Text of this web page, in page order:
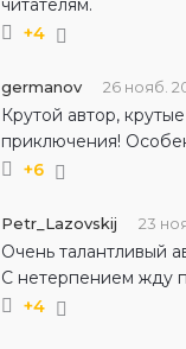
читателям.
+4
germanov 26 нояб.
Крутой автор,
приключения!
+6
Petr_Lazovskij 23
Очень талантливый
С нетерпением жду
+4